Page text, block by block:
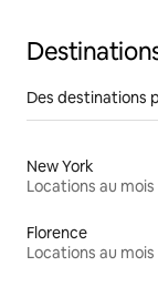
Des destinations
New York
Locations au mois
Florence
Locations au mois